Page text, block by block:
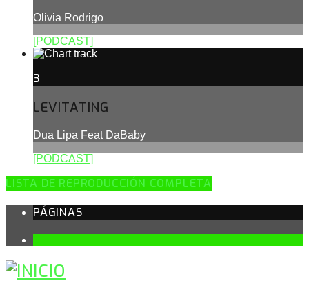
Olivia Rodrigo
[PODCAST]
3
LEVITATING
Dua Lipa Feat DaBaby
[PODCAST]
LISTA DE REPRODUCCIÓN COMPLETA
PÁGINAS